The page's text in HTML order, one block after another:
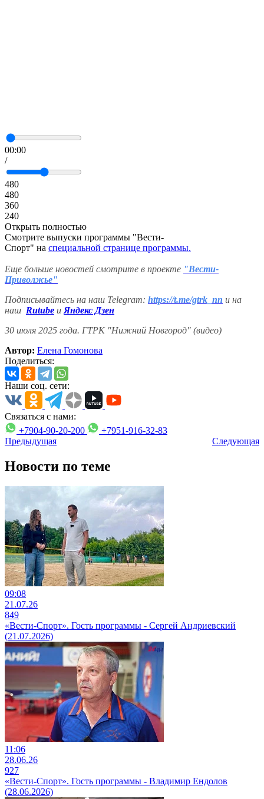
00:00
/
480
480
360
240
Открыть полностью
Смотрите выпуски программы "Вести-
Спорт" на специальной странице программы.
Еще больше новостей смотрите в проекте "Вести-
Приволжье"
Подписывайтесь на наш Telegram: https://t.me/gtrk_nn и на
наш Rutube и Яндекс Дзен
30 июля 2025 года. ГТРК "Нижний Новгород" (видео)
Автор: Елена Гомонова
Поделиться:
Наши соц. сети:
Связаться с нами:
+7904-90-20-200
+7951-916-32-83
Предыдущая
Следующая
Новости по теме
09:08
21.07.26
849
«Вести-Спорт». Гость программы - Сергей Андриевский
(21.07.2026)
11:06
28.06.26
927
«Вести-Спорт». Гость программы - Владимир Ендолов
(28.06.2026)